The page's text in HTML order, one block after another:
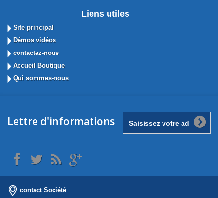
Liens utiles
Site principal
Démos vidéos
contactez-nous
Accueil Boutique
Qui sommes-nous
Lettre d'informations
contact Société